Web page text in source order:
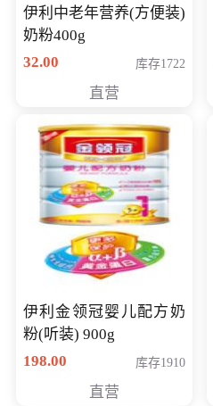
伊利中老年营养(方便装)
奶粉400g
32.00
库存1722
直营
伊利金领冠婴儿配方奶
粉(听装) 900g
198.00
库存1910
直营